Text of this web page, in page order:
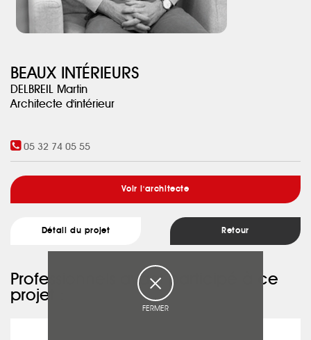
BEAUX INTÉRIEURS
DELBREIL Martin
Architecte d'intérieur
05 32 74 05 55
Voir l'architecte
Détail du projet Retour
Professionnels ayant participé à ce
projet :
FERMER